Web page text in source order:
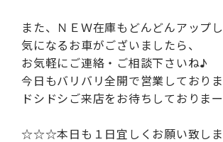
また、ＮＥＷ在庫もどんどんアップ
気になるお車がございましたら、
お気軽にご連絡・ご相談下さいね♪
今日もバリバリ全開で営業しておりま
ドシドシご来店をお待ちしておりま
☆☆☆本日も１日宜しくお願い致